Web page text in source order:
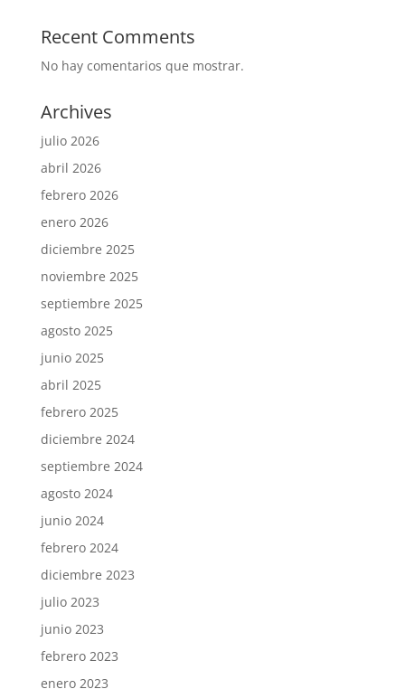
Recent Comments
No hay comentarios que mostrar.
Archives
julio 2026
abril 2026
febrero 2026
enero 2026
diciembre 2025
noviembre 2025
septiembre 2025
agosto 2025
junio 2025
abril 2025
febrero 2025
diciembre 2024
septiembre 2024
agosto 2024
junio 2024
febrero 2024
diciembre 2023
julio 2023
junio 2023
febrero 2023
enero 2023